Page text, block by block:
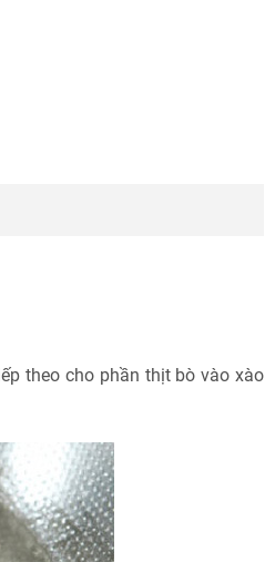
theo cho phần thịt bò vào xào